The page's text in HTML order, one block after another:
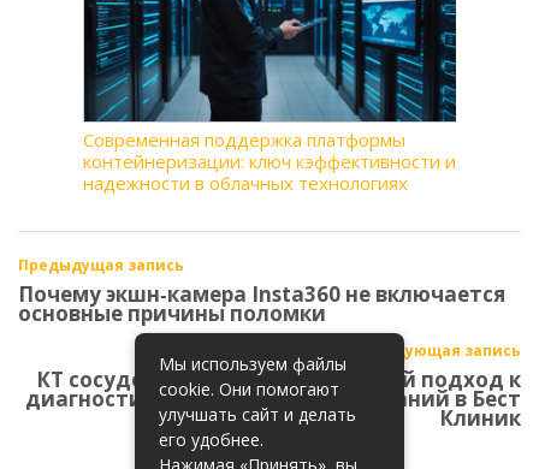
Современная поддержка платформы
контейнеризации: ключ кэффективности и
надежности в облачных технологиях
Предыдущая запись
Почему экшн‑камера Insta360 не включается
основные причины поломки
Следующая запись
КТ сосудов в Москве: современный подход к
диагностике сосудистых заболеваний в Бест
Клиник
Мы используем файлы
cookie. Они помогают
улучшать сайт и делать
его удобнее.